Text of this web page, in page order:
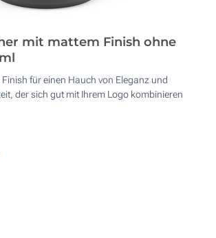
mit mattem Finish ohne
für einen Hauch von Eleganz und
der sich gut mit Ihrem Logo kombinieren